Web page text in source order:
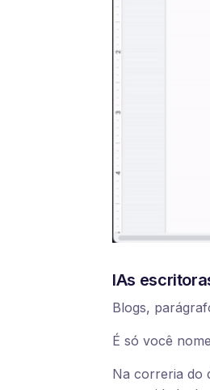
IAs
Blogs,
É só você
Na correria do